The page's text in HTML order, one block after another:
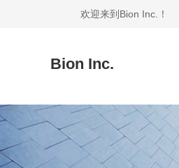
欢迎来到Bion Inc.！
Bion Inc.